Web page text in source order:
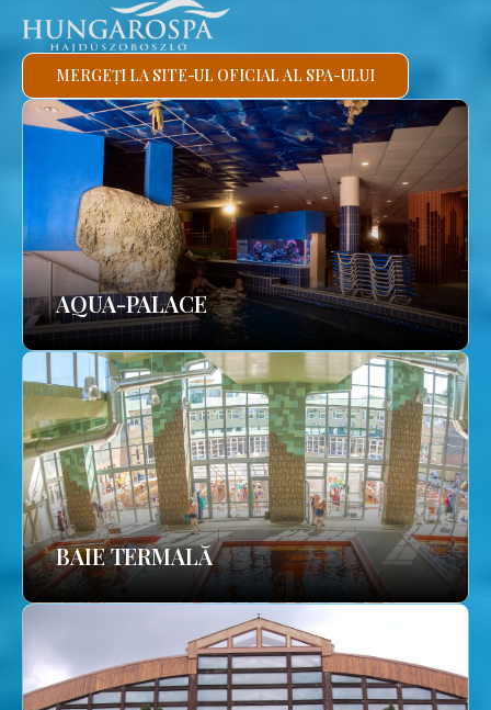
MERGEȚI LA SITE-UL OFICIAL AL SPA-ULUI
AQUA-PALACE
BAIE TERMALĂ